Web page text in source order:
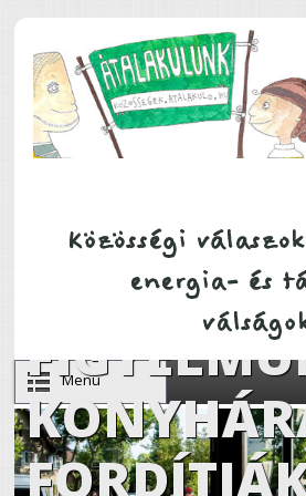
Menu
MILYEN,
HELYI